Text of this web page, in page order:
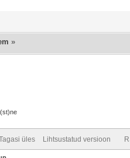
»
üles Lihtsustatud versioon